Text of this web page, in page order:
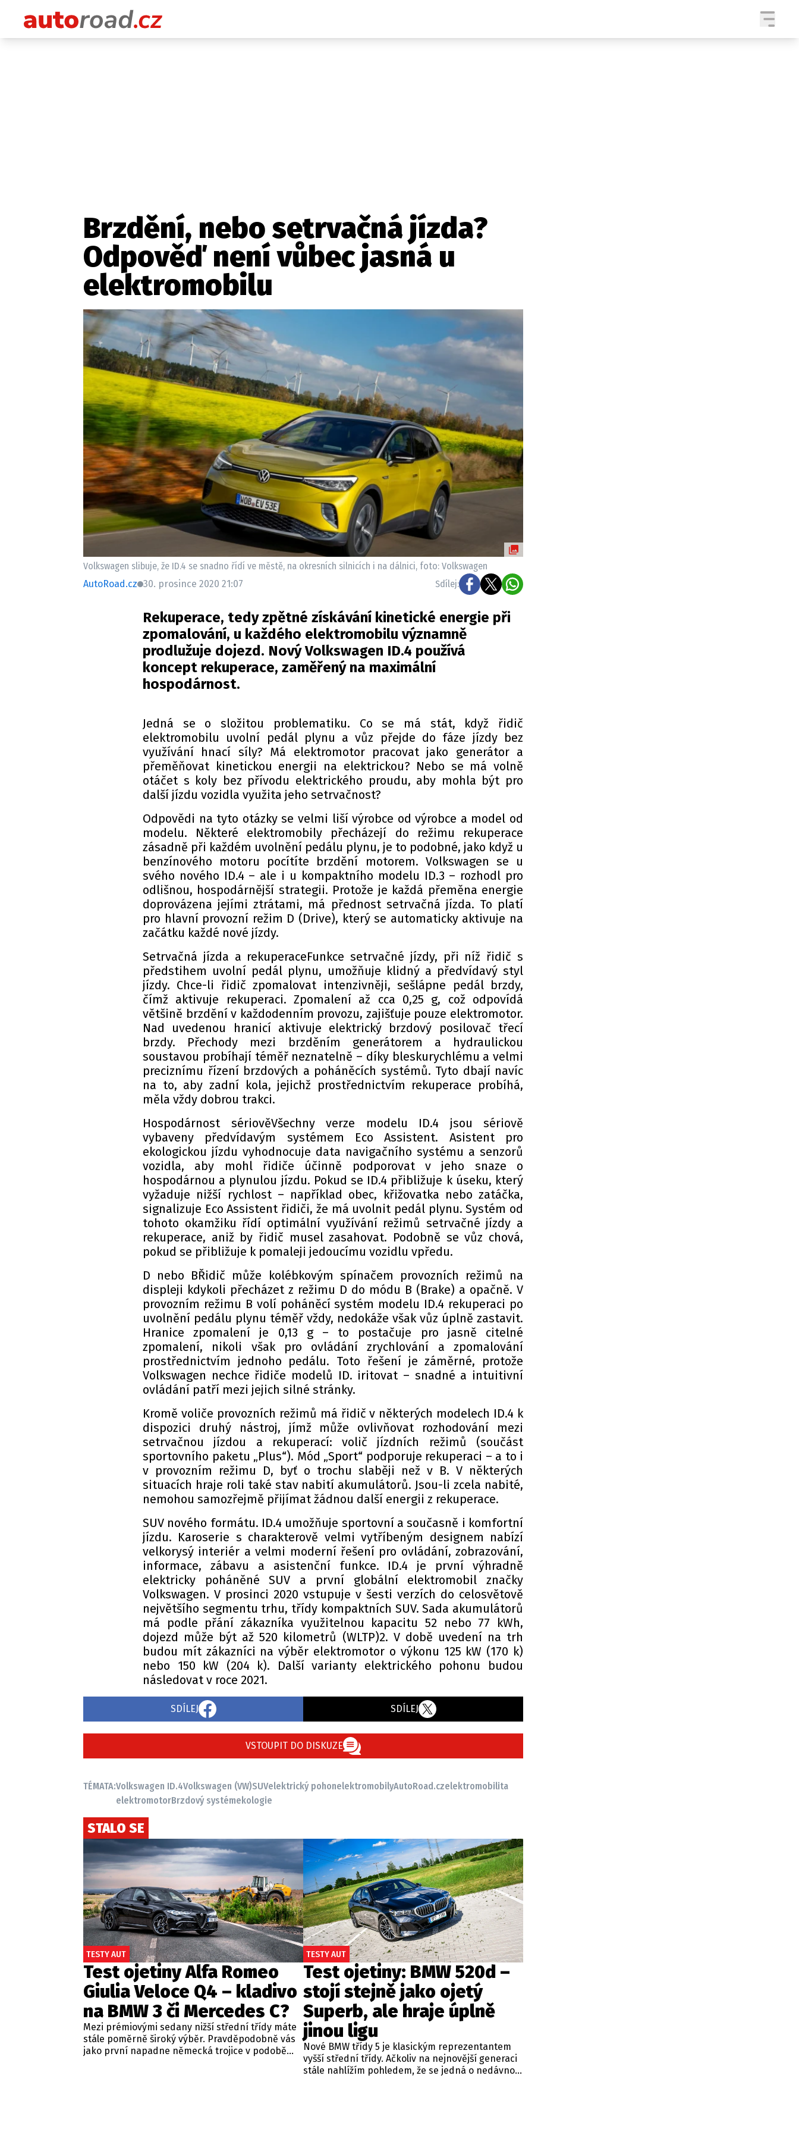
Český trh
Tuning
Profi
Etický kodex Kontakt
Osobní údaje / Cookies
Provozovatelem serveru autoroad.cz je INCORP MEDIA GROUP s.r.o., IČ: 118 23 054
Brzdění, nebo setrvačná jízda?
Odpověď není vůbec jasná u
elektromobilu
Volkswagen slibuje, že ID.4 se snadno řídí ve městě, na okresních silnicích i na dálnici, foto: Volkswagen
AutoRoad.cz 30. prosince 2020 21:07 Sdílej:
Rekuperace, tedy zpětné získávání kinetické energie při
zpomalování, u každého elektromobilu významně
prodlužuje dojezd. Nový Volkswagen ID.4 používá
koncept rekuperace, zaměřený na maximální
hospodárnost.
Jedná se o složitou problematiku. Co se má stát, když řidič
elektromobilu uvolní pedál plynu a vůz přejde do fáze jízdy bez
využívání hnací síly? Má elektromotor pracovat jako generátor a
přeměňovat kinetickou energii na elektrickou? Nebo se má volně
otáčet s koly bez přívodu elektrického proudu, aby mohla být pro
další jízdu vozidla využita jeho setrvačnost?
Odpovědi na tyto otázky se velmi liší výrobce od výrobce a model od
modelu. Některé elektromobily přecházejí do režimu rekuperace
zásadně při každém uvolnění pedálu plynu, je to podobné, jako když u
benzínového motoru pocítíte brzdění motorem. Volkswagen se u
svého nového ID.4 – ale i u kompaktního modelu ID.3 – rozhodl pro
odlišnou, hospodárnější strategii. Protože je každá přeměna energie
doprovázena jejími ztrátami, má přednost setrvačná jízda. To platí
pro hlavní provozní režim D (Drive), který se automaticky aktivuje na
začátku každé nové jízdy.
Setrvačná jízda a rekuperaceFunkce setrvačné jízdy, při níž řidič s
předstihem uvolní pedál plynu, umožňuje klidný a předvídavý styl
jízdy. Chce-li řidič zpomalovat intenzivněji, sešlápne pedál brzdy,
čímž aktivuje rekuperaci. Zpomalení až cca 0,25 g, což odpovídá
většině brzdění v každodenním provozu, zajišťuje pouze elektromotor.
Nad uvedenou hranicí aktivuje elektrický brzdový posilovač třecí
brzdy. Přechody mezi brzděním generátorem a hydraulickou
soustavou probíhají téměř neznatelně – díky bleskurychlému a velmi
preciznímu řízení brzdových a poháněcích systémů. Tyto dbají navíc
na to, aby zadní kola, jejichž prostřednictvím rekuperace probíhá,
měla vždy dobrou trakci.
Hospodárnost sériověVšechny verze modelu ID.4 jsou sériově
vybaveny předvídavým systémem Eco Assistent. Asistent pro
ekologickou jízdu vyhodnocuje data navigačního systému a senzorů
vozidla, aby mohl řidiče účinně podporovat v jeho snaze o
hospodárnou a plynulou jízdu. Pokud se ID.4 přibližuje k úseku, který
vyžaduje nižší rychlost – například obec, křižovatka nebo zatáčka,
signalizuje Eco Assistent řidiči, že má uvolnit pedál plynu. Systém od
tohoto okamžiku řídí optimální využívání režimů setrvačné jízdy a
rekuperace, aniž by řidič musel zasahovat. Podobně se vůz chová,
pokud se přibližuje k pomaleji jedoucímu vozidlu vpředu.
D nebo BŘidič může kolébkovým spínačem provozních režimů na
displeji kdykoli přecházet z režimu D do módu B (Brake) a opačně. V
provozním režimu B volí poháněcí systém modelu ID.4 rekuperaci po
uvolnění pedálu plynu téměř vždy, nedokáže však vůz úplně zastavit.
Hranice zpomalení je 0,13 g – to postačuje pro jasně citelné
zpomalení, nikoli však pro ovládání zrychlování a zpomalování
prostřednictvím jednoho pedálu. Toto řešení je záměrné, protože
Volkswagen nechce řidiče modelů ID. iritovat – snadné a intuitivní
ovládání patří mezi jejich silné stránky.
Kromě voliče provozních režimů má řidič v některých modelech ID.4 k
dispozici druhý nástroj, jímž může ovlivňovat rozhodování mezi
setrvačnou jízdou a rekuperací: volič jízdních režimů (součást
sportovního paketu „Plus“). Mód „Sport“ podporuje rekuperaci – a to i
v provozním režimu D, byť o trochu slaběji než v B. V některých
situacích hraje roli také stav nabití akumulátorů. Jsou-li zcela nabité,
nemohou samozřejmě přijímat žádnou další energii z rekuperace.
SUV nového formátu. ID.4 umožňuje sportovní a současně i komfortní
jízdu. Karoserie s charakterově velmi vytříbeným designem nabízí
velkorysý interiér a velmi moderní řešení pro ovládání, zobrazování,
informace, zábavu a asistenční funkce. ID.4 je první výhradně
elektricky poháněné SUV a první globální elektromobil značky
Volkswagen. V prosinci 2020 vstupuje v šesti verzích do celosvětově
největšího segmentu trhu, třídy kompaktních SUV. Sada akumulátorů
má podle přání zákazníka využitelnou kapacitu 52 nebo 77 kWh,
dojezd může být až 520 kilometrů (WLTP)2. V době uvedení na trh
budou mít zákazníci na výběr elektromotor o výkonu 125 kW (170 k)
nebo 150 kW (204 k). Další varianty elektrického pohonu budou
následovat v roce 2021.
SDÍLEJ SDÍLEJ
VSTOUPIT DO DISKUZE
TÉMATA:Volkswagen ID.4Volkswagen (VW)SUVelektrický pohonelektromobilyAutoRoad.czelektromobilita
elektromotorBrzdový systémekologie
STALO SE
TESTY AUT
Test ojetiny Alfa Romeo
Giulia Veloce Q4 – kladivo
na BMW 3 či Mercedes C?
Mezi prémiovými sedany nižší střední třídy máte
stále poměrně široký výběr. Pravděpodobně vás
jako první napadne německá trojice v podobě
TESTY AUT
Test ojetiny: BMW 520d –
stojí stejně jako ojetý
Superb, ale hraje úplně
jinou ligu
Nové BMW třídy 5 je klasickým reprezentantem
vyšší střední třídy. Ačkoliv na nejnovější generaci
stále nahlížím pohledem, že se jedná o nedávno